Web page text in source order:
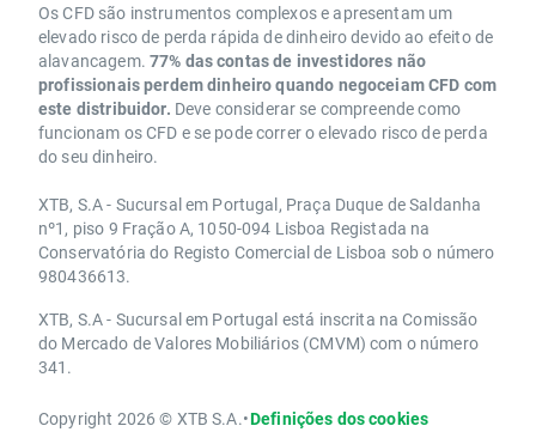
Os CFD são instrumentos complexos e apresentam um
elevado risco de perda rápida de dinheiro devido ao efeito de
alavancagem. 77% das contas de investidores não
profissionais perdem dinheiro quando negoceiam CFD com
este distribuidor. Deve considerar se compreende como
funcionam os CFD e se pode correr o elevado risco de perda
do seu dinheiro.
XTB, S.A - Sucursal em Portugal, Praça Duque de Saldanha
nº1, piso 9 Fração A, 1050-094 Lisboa Registada na
Conservatória do Registo Comercial de Lisboa sob o número
980436613.
XTB, S.A - Sucursal em Portugal está inscrita na Comissão
do Mercado de Valores Mobiliários (CMVM) com o número
341.
Copyright 2026 © XTB S.A.•Definições dos cookies